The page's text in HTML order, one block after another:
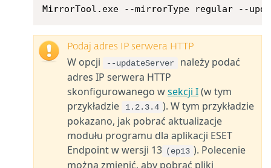
MirrorTool.exe --mirrorType regular --
Podaj adres IP serwera HTTP
W opcji --updateServer
należy podać
adres IP serwera HTTP
skonfigurowanego wsekcji I(w tym
przykładzie
1.2.3.4 ). W tym przykładzie
pokazano, jak pobrać aktualizacje
modułu programu dla aplikacji ESET
Endpoint w wersji 13 (ep13 ). Polecenie
można zmienić, aby pobrać pliki